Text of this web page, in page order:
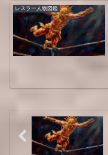
レスラー人物図鑑